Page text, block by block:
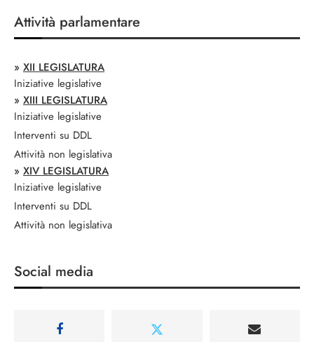
Attività parlamentare
» XII LEGISLATURA
Iniziative legislative
» XIII LEGISLATURA
Iniziative legislative
Interventi su DDL
Attività non legislativa
» XIV LEGISLATURA
Iniziative legislative
Interventi su DDL
Attività non legislativa
Social media